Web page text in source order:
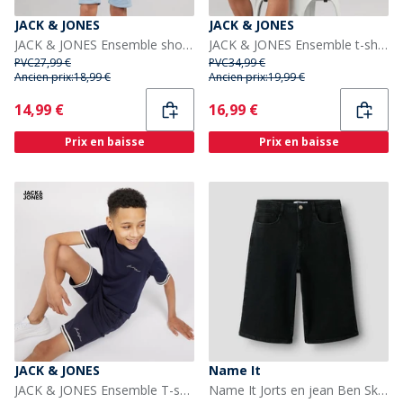
JACK & JONES
JACK & JONES Ensemble short et t-shirt à slogan Garçon Ashley Blue
PVC27,99 €
Ancien prix:18,99 €
Current
14,99 €
Prix en baisse
JACK & JONES
JACK & JONES Ensemble t-shirt et short Jax blocking Garçon Noir
PVC34,99 €
Ancien prix:19,99 €
Current
16,99 €
Prix en baisse
JACK & JONES
JACK & JONES Ensemble T-shirt et short Jaxon Garçon Navy Blazer
Name It
Name It Jorts en jean Ben Skater Garçon Black Denim